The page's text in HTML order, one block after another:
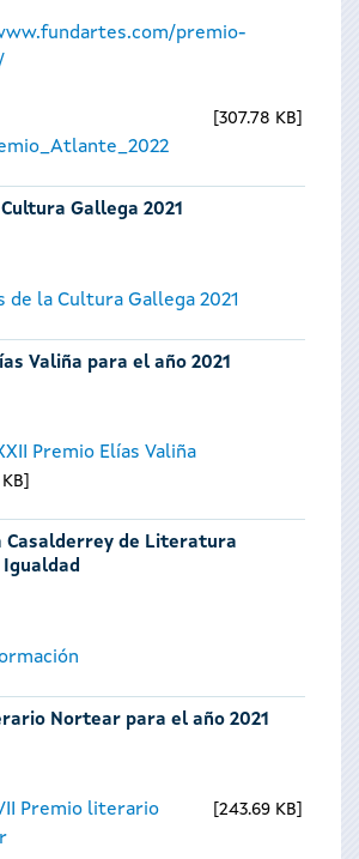
premio-
307.78 KB
Gallega 2021
de la Cultura Gallega 2021
Valiña para el año 2021
Premio Elías Valiña
Casalderrey de Literatura
Nortear para el año 2021
Premio literario
243.69 KB